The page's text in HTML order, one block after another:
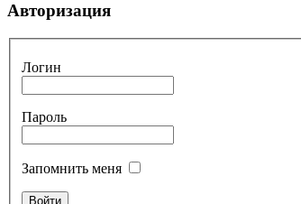
Авторизация
Логин
Пароль
Запомнить меня